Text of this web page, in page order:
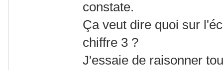
constate.
Ça veut dire quoi sur
chiffre 3 ?
J'essaie de raisonner